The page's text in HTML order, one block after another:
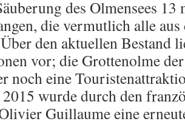
des Olmensees
die vermutlich alle
den aktuellen Bestand
vor; die Grottenolme
noch eine
wurde durch den
Guillaume eine